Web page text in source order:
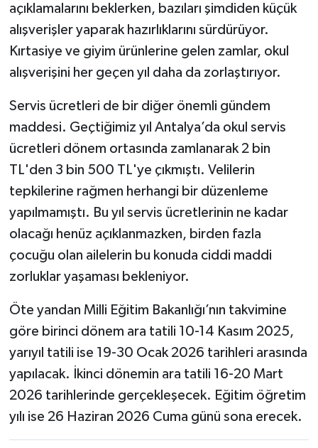
açıklamalarını beklerken, bazıları şimdiden küçük
alışverişler yaparak hazırlıklarını sürdürüyor.
Kırtasiye ve giyim ürünlerine gelen zamlar, okul
alışverişini her geçen yıl daha da zorlaştırıyor.
Servis ücretleri de bir diğer önemli gündem
maddesi. Geçtiğimiz yıl Antalya’da okul servis
ücretleri dönem ortasında zamlanarak 2 bin
TL'den 3 bin 500 TL'ye çıkmıştı. Velilerin
tepkilerine rağmen herhangi bir düzenleme
yapılmamıştı. Bu yıl servis ücretlerinin ne kadar
olacağı henüz açıklanmazken, birden fazla
çocuğu olan ailelerin bu konuda ciddi maddi
zorluklar yaşaması bekleniyor.
Öte yandan Milli Eğitim Bakanlığı’nın takvimine
göre birinci dönem ara tatili 10-14 Kasım 2025,
yarıyıl tatili ise 19-30 Ocak 2026 tarihleri arasında
yapılacak. İkinci dönemin ara tatili 16-20 Mart
2026 tarihlerinde gerçekleşecek. Eğitim öğretim
yılı ise 26 Haziran 2026 Cuma günü sona erecek.